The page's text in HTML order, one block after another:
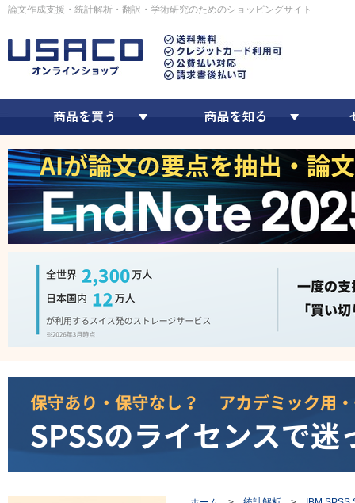
論文作成支援・統計解析・翻訳・学術研究のためのショッピングサイト